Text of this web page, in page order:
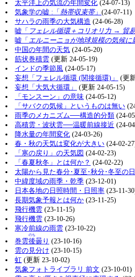
太平洋上の気流の年間変化 (24-07-13)
気象学の嘘 :「熱帯収束帯」(24-07-11)
サハラの雨季の大気構造 (24-06-28)
嘘「 フェレル循環＋コリオリ力 → 貿
嘘「エルニーニョが地球規模の気候に
中国の年間の天気 (24-05-20)
筋状巻積雲 (更新 24-05-19)
インドの季節風 (24-05-17)
妄想「フェレル循環 (関接循環)」
(更
妄想「大気大循環」
(更新 24-05-15)
「モンスーン」の意味 (24-05-12)
「サバクの気候」というものは無い
雨季のメカニズム──構造的分類 (24-
高積雲・波状雲──温暖前線接近 (24-
降水量の年間変化 (24-03-26)
春・秋の天気は変化が大きい (24-02-
「寒の戻り」の天気図 (24-02-23)
「春夏秋冬」とは何か？ (24-02-22)
太陽から見た春分･夏至･秋分･冬至の
中緯度域の雨季・乾季 (23-12-01)
日本各地の日照時間・日照率 (23-11-
長期気象予報とは何か (23-11-25)
飛行機雲 (23-11-15)
飛行機雲 (23-10-26)
寒冷前線の雨雲 (23-10-22)
巻雲後
のち
曇り (23-10-16)
雲の見分け (23-10-15)
虹 (更新 23-10-02)
気象フォトライブラリ 前文 (23-10-01)